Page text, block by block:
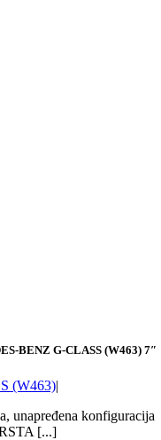
BENZ G-CLASS (W463) 7″
(W463)|
unapređena konfiguracija
[...]